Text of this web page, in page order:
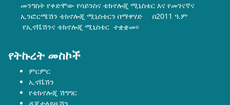
መንግስት የቀድሞው የሳይንስና ቴክኖሎጂ ሚኒስቴር እና የመገናኛና
ኢንፎርሜሽን ቴክኖሎጂ ሚኒስቴርን በማዋሃድ በ2011 ዓ.ም
የኢኖቬሽንና ቴክኖሎጂ ሚኒስቴር ተቋቋመ፡፡
የትኩረት መስኮች
ምርምር
ኢኖቬሽን
የቴክኖሎጂ ሽግግር